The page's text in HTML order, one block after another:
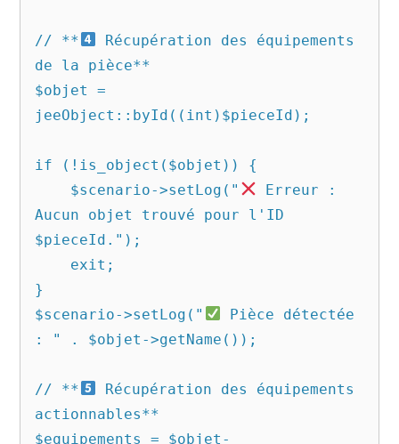
// **
Récupération des équipements
de la pièce**
$objet =
jeeObject::byId((int)$pieceId);
if (!is_object($objet)) {
    $scenario->setLog("
Erreur :
Aucun objet trouvé pour l'ID
$pieceId.");
}
$scenario->setLog("
Pièce détectée
: " . $objet->getName());
// **
Récupération des équipements
actionnables**
$equipements = $objet-